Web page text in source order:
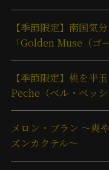
【季節限定】南国気
「Golden Muse（ゴ
【季節限定】桃を半
Peche（ベル・ペッ
メロン・ブラン ～爽
ズンカクテル～